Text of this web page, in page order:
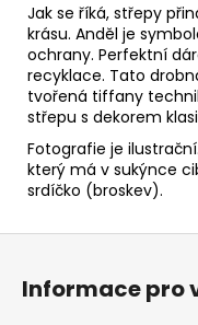
Jak se říká, střepy
krásu. Anděl je
ochrany. Perfektní
recyklace. Tato
tvořená tiffany
střepu s dekorem
Fotografie je
který má v sukýnce
srdíčko (broskev).
Z
Informace pro